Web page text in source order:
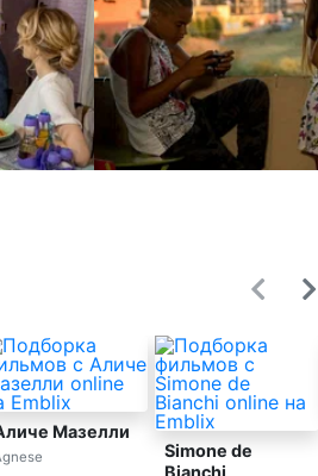
Мазелли
Simone de
Bianchi
Alessio